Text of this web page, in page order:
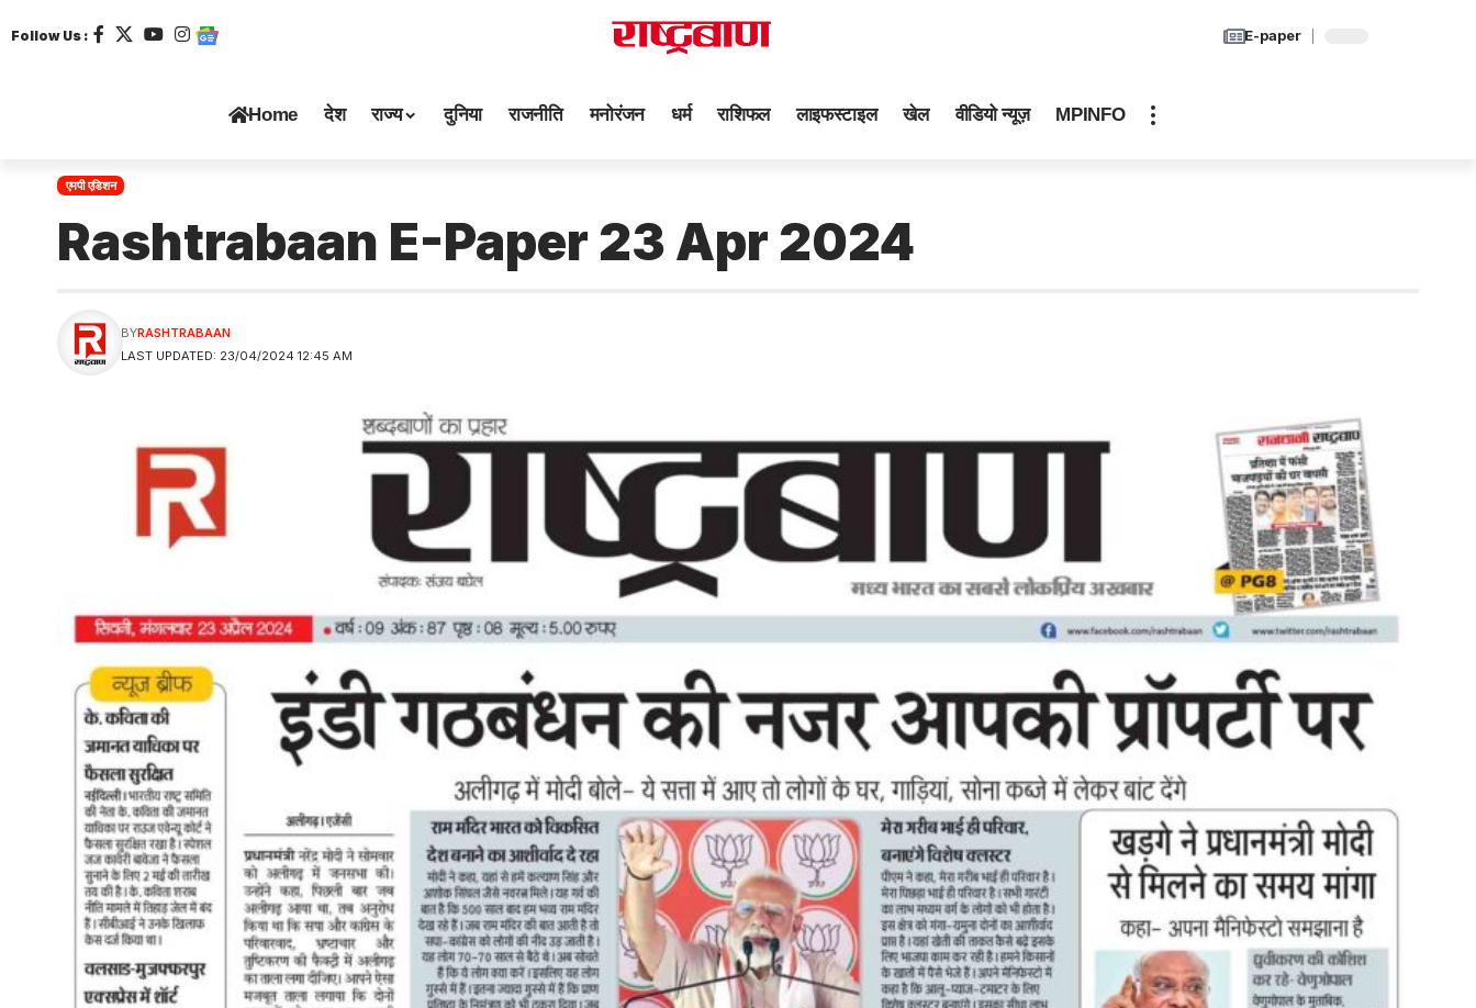
Follow Us : E-paper
Home देश राज्य दुनिया राजनीति मनोरंजन धर्म राशिफल लाइफस्टाइल खेल वीडियो न्यूज़ MPINFO
एमपी एडिशन
Rashtrabaan E-Paper 23 Apr 2024
LAST UPDATED: 23/04/2024 12:45 AM
BYRASHTRABAAN